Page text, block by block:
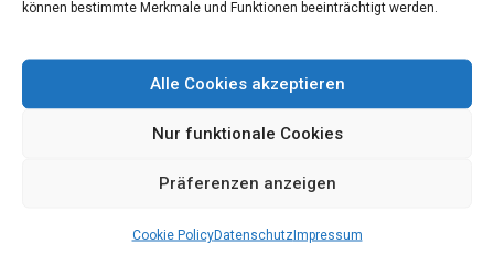
können bestimmte Merkmale und Funktionen beeinträchtigt werden.
Alle Cookies akzeptieren
Nur funktionale Cookies
Präferenzen anzeigen
Cookie PolicyDatenschutzImpressum
Login
Bewertungskriterien